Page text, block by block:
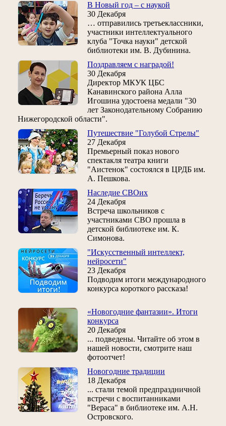
В Новый год – с наукой
30 Декабря
… отправились третьеклассники,
участники интеллектуального
клуба "Точка науки" детской
библиотеки им. В. Дубинина.
Поздравляем с наградой!
30 Декабря
Директор МКУК ЦБС
Канавинского района Алла
Игошина удостоена медали "30
лет Законодательному Собранию
Нижегородской области".
Путешествие "Голубой Стрелы"
27 Декабря
Премьерный показ нового
спектакля театра книги
"Аистенок" состоялся в ЦРДБ им.
А. Пешкова.
Наследие СВОих
24 Декабря
Встреча школьников с
участниками СВО прошла в
детской библиотеке им. К.
Симонова.
"Искусственный интеллект,
нейросети"
23 Декабря
Подводим итоги международного
конкурса короткого рассказа!
«Новогодние фантазии». Итоги
конкурса
20 Декабря
... подведены. Читайте об этом в
нашей новости, смотрите наш
фотоотчет!
Новогодние традиции
18 Декабря
... стали темой предпраздничной
встречи с воспитанниками
"Вераса" в библиотеке им. А.Н.
Островского.